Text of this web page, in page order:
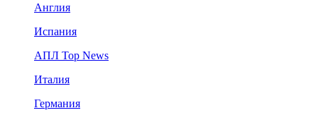
Англия
Испания
АПЛ Top News
Италия
Германия